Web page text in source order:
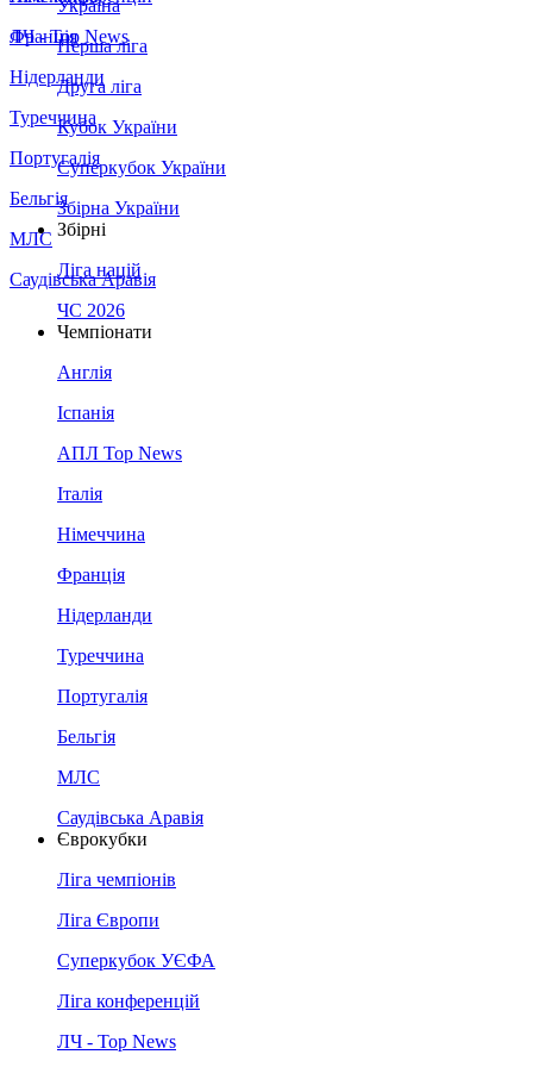
Франція
Нідерланди
Туреччина
Португалія
Бельгія
МЛС
Саудівська Аравія
ЛЧ - Top News
Україна
Перша ліга
Друга ліга
Кубок України
Суперкубок України
Збірна України
Збірні
Ліга націй
ЧС 2026
Чемпіонати
Англія
Іспанія
АПЛ Top News
Італія
Німеччина
Франція
Нідерланди
Туреччина
Португалія
Бельгія
МЛС
Саудівська Аравія
Єврокубки
Ліга чемпіонів
Ліга Європи
Суперкубок УЄФА
Ліга конференцій
ЛЧ - Top News